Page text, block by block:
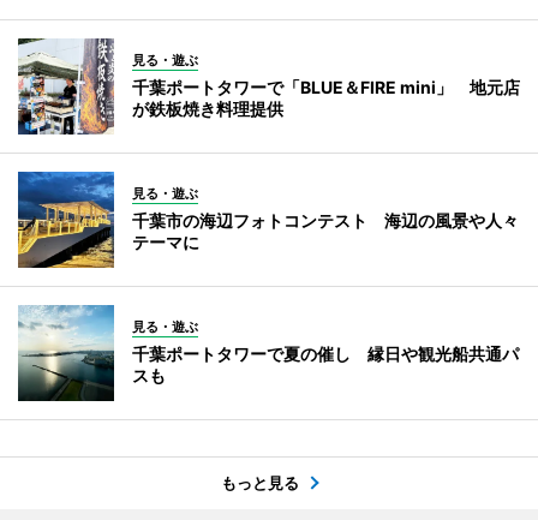
見る・遊ぶ
千葉ポートタワーで「BLUE＆FIRE mini」 地元店
が鉄板焼き料理提供
見る・遊ぶ
千葉市の海辺フォトコンテスト 海辺の風景や人々
テーマに
見る・遊ぶ
千葉ポートタワーで夏の催し 縁日や観光船共通パ
スも
もっと見る